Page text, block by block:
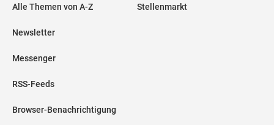
Alle Themen von A-Z
Newsletter
Messenger
RSS-Feeds
Browser-Benachrichtigung
Stellenmarkt